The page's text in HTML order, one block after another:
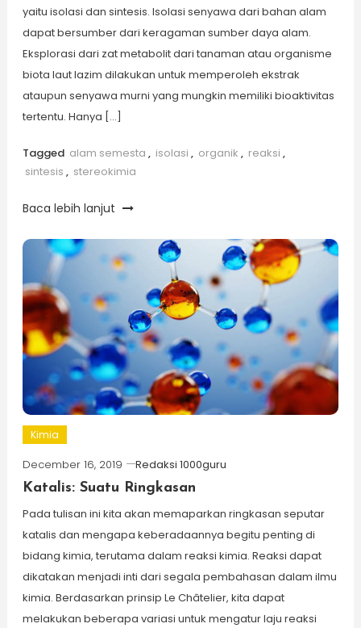
yaitu isolasi dan sintesis. Isolasi senyawa dari bahan alam
dapat bersumber dari keragaman sumber daya alam.
Eksplorasi dari zat metabolit dari tanaman atau organisme
biota laut lazim dilakukan untuk memperoleh ekstrak
ataupun senyawa murni yang mungkin memiliki bioaktivitas
tertentu. Hanya […]
Tagged alam semesta , isolasi , organik , reaksi ,
sintesis , stereokimia
Baca lebih lanjut
Kimia
December 16, 2019
Redaksi 1000guru
Katalis: Suatu Ringkasan
Pada tulisan ini kita akan memaparkan ringkasan seputar
katalis dan mengapa keberadaannya begitu penting di
bidang kimia, terutama dalam reaksi kimia. Reaksi dapat
dikatakan menjadi inti dari segala pembahasan dalam ilmu
kimia. Berdasarkan prinsip Le Châtelier, kita dapat
melakukan beberapa variasi untuk mengatur laju reaksi